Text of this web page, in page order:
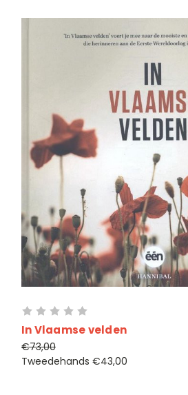
In Vlaamse velden
€73,00
Tweedehands €43,00